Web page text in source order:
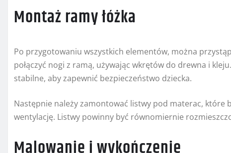
Montaż ramy łóżka
Po przygotowaniu wszystkich elementów, można
połączyć nogi z ramą, używając wkrętów do drewna i
stabilne, aby zapewnić bezpieczeństwo dziecka.
Następnie należy zamontować listwy pod materac,
wentylację. Listwy powinny być równomiernie
Malowanie i wykończenie